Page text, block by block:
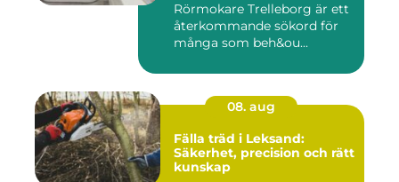
Rörmokare Trelleborg är ett
återkommande sökord för
många som beh&ou...
08. aug
Fälla träd i Leksand:
Säkerhet, precision och rätt
kunskap